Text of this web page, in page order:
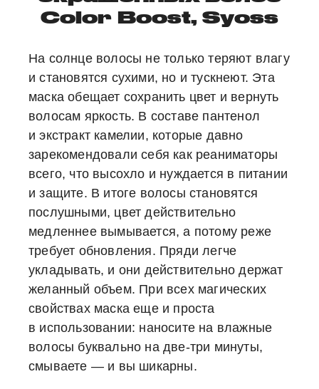
Color Boost, Syoss
На солнце волосы не только теряют влагу
и становятся сухими, но и тускнеют. Эта
маска обещает сохранить цвет и вернуть
волосам яркость. В составе пантенол
и экстракт камелии, которые давно
зарекомендовали себя как реаниматоры
всего, что высохло и нуждается в питании
и защите. В итоге волосы становятся
послушными, цвет действительно
медленнее вымывается, а потому реже
требует обновления. Пряди легче
укладывать, и они действительно держат
желанный объем. При всех магических
свойствах маска еще и проста
в использовании: наносите на влажные
волосы буквально на две-три минуты,
смываете — и вы шикарны.